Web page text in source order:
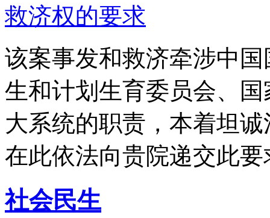
救济权的要求
该案事发和救济牵涉中
生和计划生育委员会、
大系统的职责，本着坦
在此依法向贵院递交此要
社会民生